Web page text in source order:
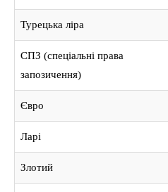
Турецька ліра
СПЗ (спеціальні права
запозичення)
Євро
Ларі
Злотий